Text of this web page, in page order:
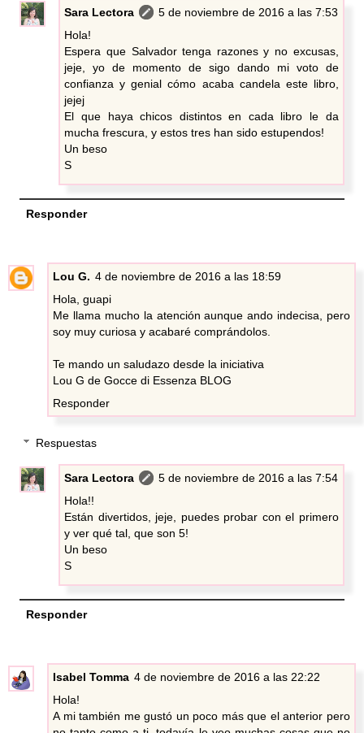
Sara Lectora
5 de noviembre de 2016 a las 7:53
Hola!
Espera que Salvador tenga razones y no excusas,
jeje, yo de momento de sigo dando mi voto de
confianza y genial cómo acaba candela este libro,
jejej
El que haya chicos distintos en cada libro le da
mucha frescura, y estos tres han sido estupendos!
Un beso
S
Responder
Lou G. 4 de noviembre de 2016 a las 18:59
Hola, guapi
Me llama mucho la atención aunque ando indecisa, pero
soy muy curiosa y acabaré comprándolos.
Te mando un saludazo desde la iniciativa
Lou G de Gocce di Essenza BLOG
Responder
Respuestas
Sara Lectora
5 de noviembre de 2016 a las 7:54
Hola!!
Están divertidos, jeje, puedes probar con el primero
y ver qué tal, que son 5!
Un beso
S
Responder
Isabel Tomma 4 de noviembre de 2016 a las 22:22
Hola!
A mi también me gustó un poco más que el anterior pero